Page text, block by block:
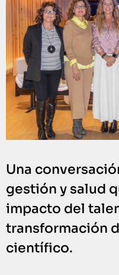
Una
gestión y salud
impacto del
transformación
científico.